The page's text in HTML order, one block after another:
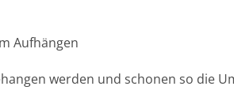
Aufhängen
werden und schonen so die